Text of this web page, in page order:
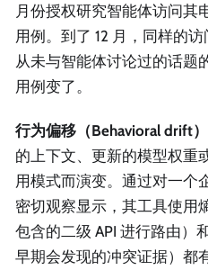
月份授权研究智能体访问其
用例。到了 12 月，同样的
从未与智能体讨论过的话题
用例变了。
行为偏移（Behavioral drift）
的上下文、更新的模型权重
用模式而演变。通过对一个
密切观察显示，其工具使用
包含的二级 API 进行路由）
早期会发现的冲突证据）都